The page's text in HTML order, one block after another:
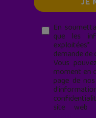
En
que les
demande de
Vous
moment en
page de
site web